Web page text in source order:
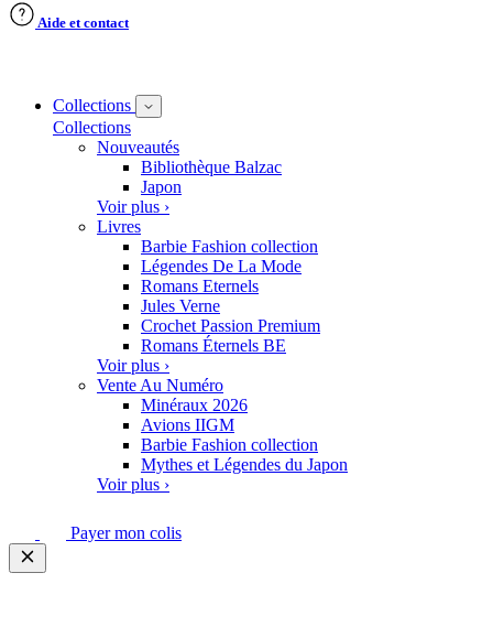
Aide et contact
Collections
Collections
Nouveautés
Bibliothèque Balzac
Japon
Voir plus ›
Livres
Barbie Fashion collection
Légendes De La Mode
Romans Eternels
Jules Verne
Crochet Passion Premium
Romans Éternels BE
Voir plus ›
Vente Au Numéro
Minéraux 2026
Avions IIGM
Barbie Fashion collection
Mythes et Légendes du Japon
Voir plus ›
Payer mon colis